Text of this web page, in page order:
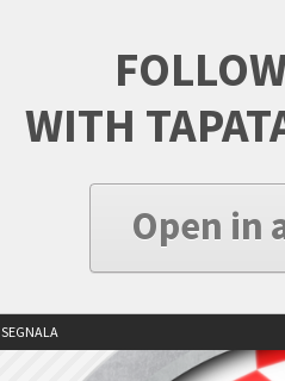
WITH
Open in
SEGNALA